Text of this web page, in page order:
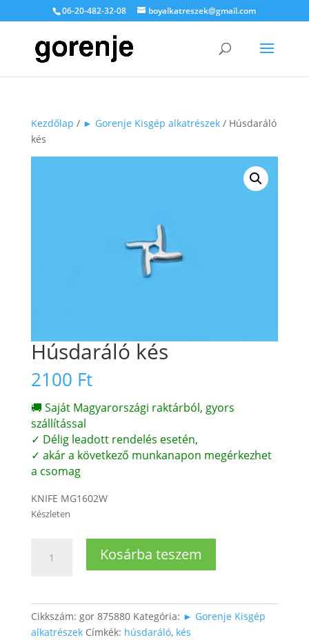
06-20-482-32-08 boyalkatreszek@gmail.com
Kezdőlap / ► Gorenje Kisgép alkatrészek/ Húsdaráló
kés
Húsdaráló kés
2100 Ft
🚚 Saját Magyarországi raktárból, gyors
szállítással
✓ Délig leadott rendelés esetén,
✓ akár a következő munkanapon megérkezhet
a csomag
KNIFE MG1602W
Készleten
Kosárba teszem
Cikkszám: gor 875880 Kategória: ► Gorenje Kisgép
alkatrészek Címkék: húsdaráló, kés